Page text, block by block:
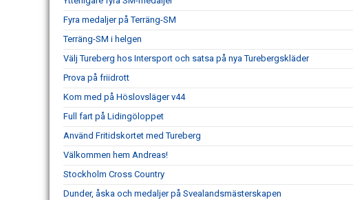
Fyra medaljer på Terräng-SM
Terräng-SM i helgen
Välj Tureberg hos Intersport och satsa på nya Turebergskläder
Prova på friidrott
Kom med på Höslovsläger v44
Full fart på Lidingöloppet
Använd Fritidskortet med Tureberg
Välkommen hem Andreas!
Stockholm Cross Country
Dunder, åska och medaljer på Svealandsmästerskapen